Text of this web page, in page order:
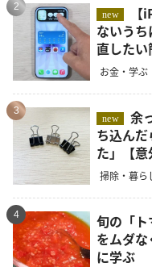
2
new
ないう
直した
お金・学ぶ
3
new
余った「ダブルクリップ」を車に持
ち込ん
た」【意
掃除・暮ら
4
旬の「
をムダ
に学ぶ